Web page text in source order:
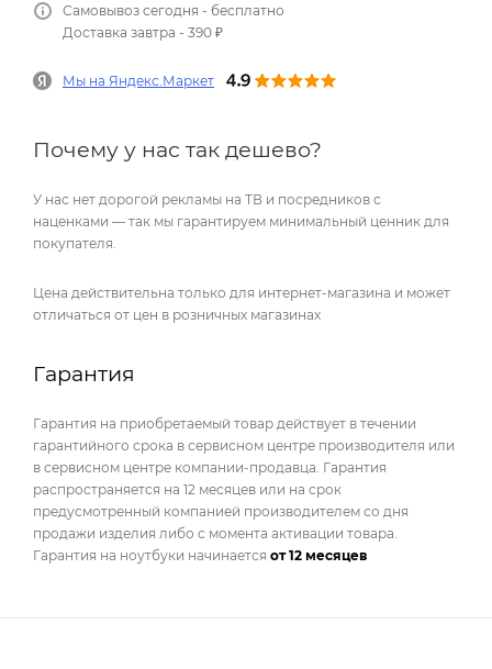
Самовывоз сегодня - бесплатно
Доставка завтра - 390 ₽
Мы на Яндекс.Маркет
Почему у нас так дешево?
У нас нет дорогой рекламы на ТВ и посредников с
наценками — так мы гарантируем минимальный ценник для
покупателя.
Цена действительна только для интернет-магазина и может
отличаться от цен в розничных магазинах
Гарантия
Гарантия на приобретаемый товар действует в течении
гарантийного срока в сервисном центре производителя или
в сервисном центре компании-продавца. Гарантия
распространяется на 12 месяцев или на срок
предусмотренный компанией производителем со дня
продажи изделия либо с момента активации товара.
Гарантия на ноутбуки начинается от 12 месяцев